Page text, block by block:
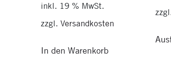
inkl. 19 % MwSt.
zzgl. Versandkosten
In den Warenkorb